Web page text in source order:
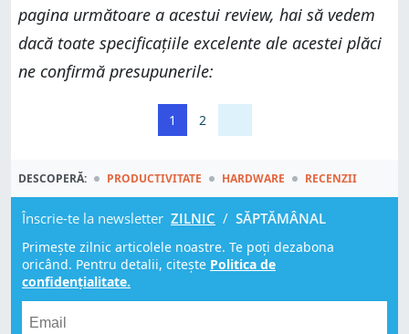
pagina următoare a acestui review, hai să vedem
dacă toate specificațiile excelente ale acestei plăci
ne confirmă presupunerile:
1 2
DESCOPERĂ: PRODUCTIVITATE HARDWARE RECENZII
Înscrie-te la newsletter ZILNIC / SĂPTĂMÂNAL
Primește zilnic articolele noastre. Te poți dezabona
oricând. Pentru detalii, citește Politica de
confidențialitate.